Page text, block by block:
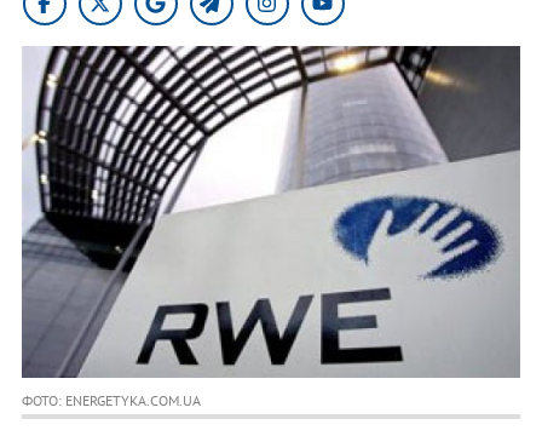
ФОТО: ENERGETYKA.COM.UA